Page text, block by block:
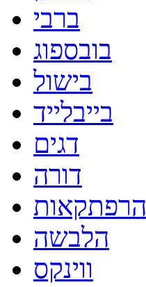
ברבי
בובספוג
בישול
בייבלייד
דגים
דורה
הרפתקאות
הלבשה
ווינקס